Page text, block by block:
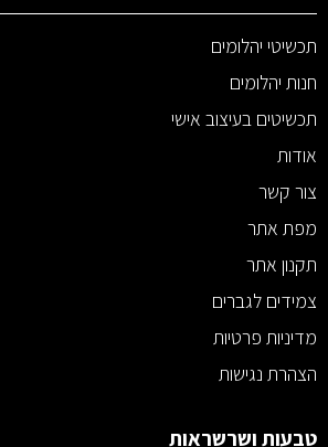
תכשיטי יהלומים
חנות יהלומים
תכשיטים בעיצוב אישי
אודות
צור קשר
מפת אתר
תקנון אתר
צמידים לגברים
מדיניות פרטיות
הצהרת נגישות
טבעות ושרשראות